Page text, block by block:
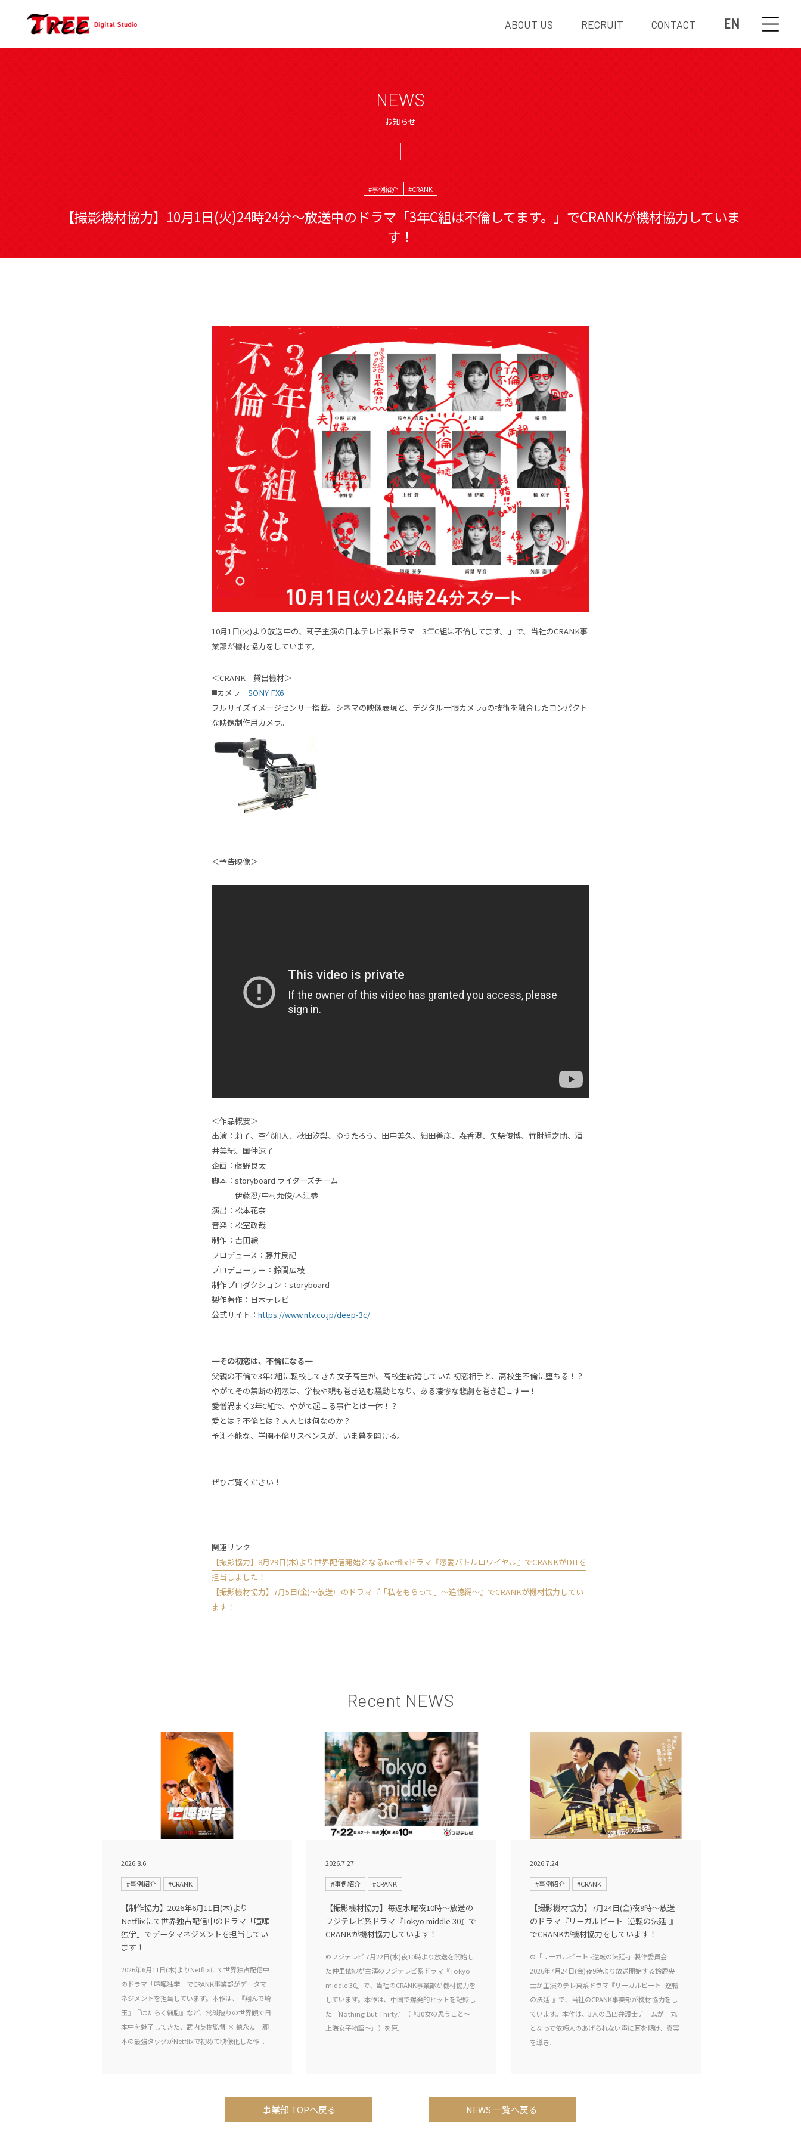
EN
ABOUT US RECRUIT CONTACT
NEWS
お知らせ
#事例紹介 #CRANK
【撮影機材協力】10月1日(火)24時24分〜放送中のドラマ「3年C組は不倫してます。」でCRANKが機材協力していま
す！
10月1日(火)より放送中の、莉子主演の日本テレビ系ドラマ「3年C組は不倫してます。」で、当社のCRANK事
業部が機材協力をしています。
＜CRANK 貸出機材＞
◼️カメラ SONY FX6
フルサイズイメージセンサー搭載。シネマの映像表現と、デジタル一眼カメラαの技術を融合したコンパクト
な映像制作用カメラ。
＜予告映像＞
＜作品概要＞
出演：莉子、杢代和人、秋田汐梨、ゆうたろう、田中美久、細田善彦、森香澄、矢柴俊博、 竹財輝之助、酒
井美紀、 国仲涼子
企画：藤野良太
脚本： storyboard ライターズチーム
伊藤忍/中村允俊/木江恭
演出：松本花奈
音楽：松室政哉
制作：吉田絵
プロデュース：藤井良記
プロデューサー：鈴間広枝
制作プロダクション： storyboard
製作著作：日本テレビ
公式サイト： https://www.ntv.co.jp/deep-3c/
━その初恋は、不倫になる━
父親の不倫で3年C組に転校してきた女子高生が、高校生結婚していた初恋相手と、高校生不倫に堕ちる！？
やがてその禁断の初恋は、学校や親も巻き込む騒動となり、ある凄惨な悲劇を巻き起こす━！
愛憎渦まく3年C組で、やがて起こる事件とは一体！？
愛とは？不倫とは？大人とは何なのか？
予測不能な、学園不倫サスペンスが、いま幕を開ける。
ぜひご覧ください！
関連リンク
【撮影協力】8月29日(木)より世界配信開始となるNetflixドラマ『恋愛バトルロワイヤル』でCRANKがDITを
担当しました！
【撮影機材協力】7月5日(金)〜放送中のドラマ『「私をもらって」〜追憶編〜』でCRANKが機材協力してい
ます！
Recent NEWS
2026.8.6
#事例紹介 #CRANK
【制作協力】2026年6月11日(木)より
Netflixにて世界独占配信中のドラマ「喧嘩
独学」でデータマネジメントを担当してい
ます！
2026年6月11日(木)よりNetflixにて世界独占配信中
のドラマ「喧嘩独学」でCRANK事業部がデータマ
ネジメントを担当しています。本作は、『翔んで埼
玉』『はたらく細胞』など、常識破りの世界観で日
本中を魅了してきた、武内英樹監督 × 徳永友一脚
本の最強タッグがNetflixで初めて映像化した作...
2026.7.27
#事例紹介 #CRANK
【撮影機材協力】毎週水曜夜10時〜放送の
フジテレビ系ドラマ『Tokyo middle 30』で
CRANKが機材協力しています！
©フジテレビ 7月22日(水)夜10時より放送を開始し
た仲里依紗が主演のフジテレビ系ドラマ『Tokyo
middle 30』で、当社のCRANK事業部が機材協力を
しています。本作は、中国で爆発的ヒットを記録し
た『Nothing But Thirty』（『30女の思うこと～
上海女子物語～』）を原...
2026.7.24
#事例紹介 #CRANK
【撮影機材協力】7月24日(金)夜9時〜放送
のドラマ『リーガルビート -逆転の法廷-』
でCRANKが機材協力をしています！
©「リーガルビート -逆転の法廷-」製作委員会
2026年7月24日(金)夜9時より放送開始する鈴鹿央
士が主演のテレ東系ドラマ『リーガルビート -逆転
の法廷-』で、当社のCRANK事業部が機材協力をし
ています。本作は、3人の凸凹弁護士チームが一丸
となって依頼人のあげられない声に耳を傾け、真実
を導き...
事業部 TOPへ戻る NEWS 一覧へ戻る